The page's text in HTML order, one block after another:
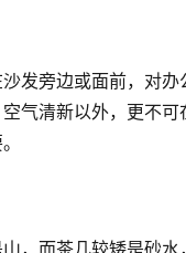
旁边或面前，对办
气清新以外，更不
而茶几较矮是砂水